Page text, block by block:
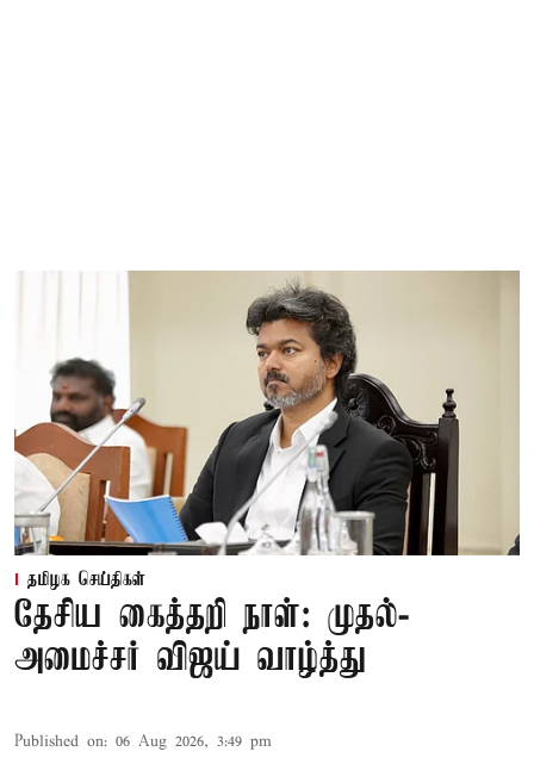
தமிழக செய்திகள்
தேசிய கைத்தறி நாள்: முதல்-
அமைச்சர் விஜய் வாழ்த்து
Published on: 06 Aug 2026, 3:49 pm